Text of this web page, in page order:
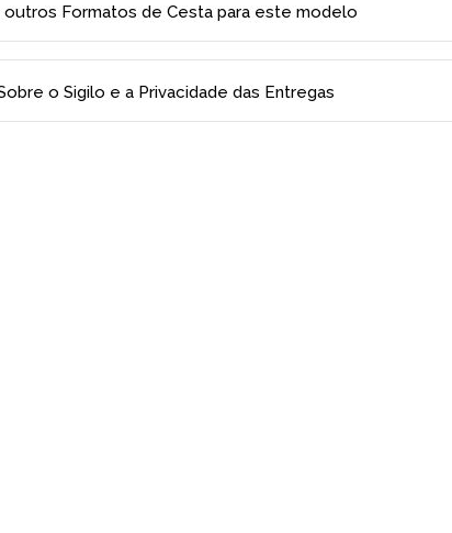
outros Formatos de Cesta para este modelo
o Sigilo e a Privacidade das Entregas